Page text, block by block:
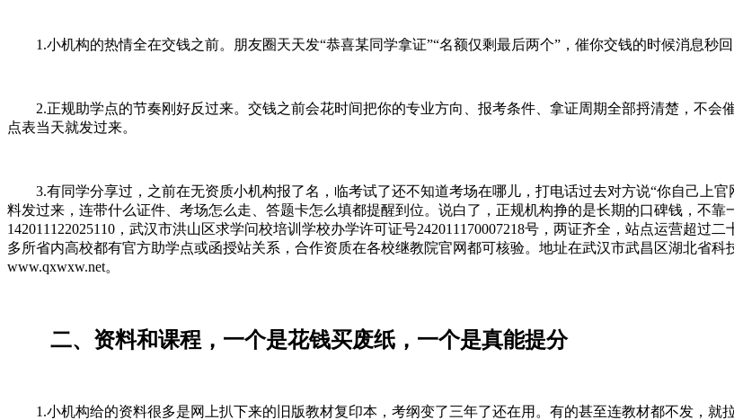
1.小机构的热情全在交钱之前。朋友圈天天发“恭喜某同学拿证”“名额仅剩最后两个”，催你交钱的时候消息秒回
2.正规助学点的节奏刚好反过来。交钱之前会花时间把你的专业方向、报考条件、拿证周期全部捋清楚，不会
点表当天就发过来。
3.有同学分享过，之前在无资质小机构报了名，临考试了还不知道考场在哪儿，打电话过去对方说“你自己上官
料发过来，连带什么证件、考场怎么走、答题卡怎么填都提醒到位。说白了，正规机构挣的是长期的口碑钱，不
142011122025110，武汉市洪山区求学问校培训学校办学许可证号242011170007218号，两证齐全，站点运营超
多所省内高校都有官方助学点或函授站关系，合作资质在各校继教院官网都可核验。地址在武汉市武昌区湖北省科
www.qxwxw.net。
二、资料和课程，一个是花钱买废纸，一个是真能提分
1.小机构给的资料很多是网上扒下来的旧版教材复印本，考纲变了三年了还在用。有的甚至连教材都不发，就